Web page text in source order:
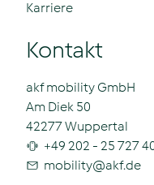
Karriere
Kontakt
akf mobility GmbH
Am Diek 50
42277 Wuppertal
+49 202 - 25 727
mobility@akf.de